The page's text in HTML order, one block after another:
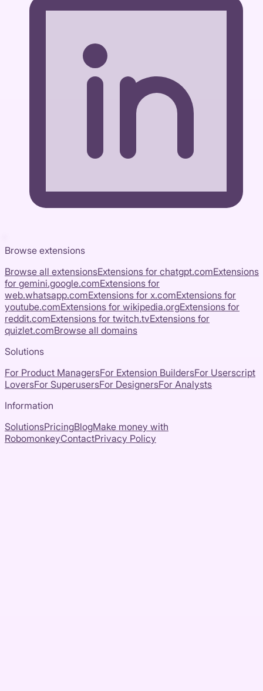
Browse extensions
Browse all extensionsExtensions for chatgpt.comExtensions
for gemini.google.comExtensions for
web.whatsapp.comExtensions for x.comExtensions for
youtube.comExtensions for wikipedia.orgExtensions for
reddit.comExtensions for twitch.tvExtensions for
quizlet.comBrowse all domains
Solutions
For Product ManagersFor Extension BuildersFor Userscript
LoversFor SuperusersFor DesignersFor Analysts
Information
SolutionsPricingBlogMake money with
RobomonkeyContactPrivacy Policy